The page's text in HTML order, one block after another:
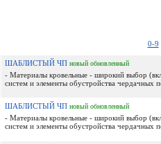
0-9
ШАБЛИСТЫЙ ЧП новый обновленный
- Материалы кровельные - широкий выбор
систем и элементы обустройства чердачных
ШАБЛИСТЫЙ ЧП новый обновленный
- Материалы кровельные - широкий выбор
систем и элементы обустройства чердачных